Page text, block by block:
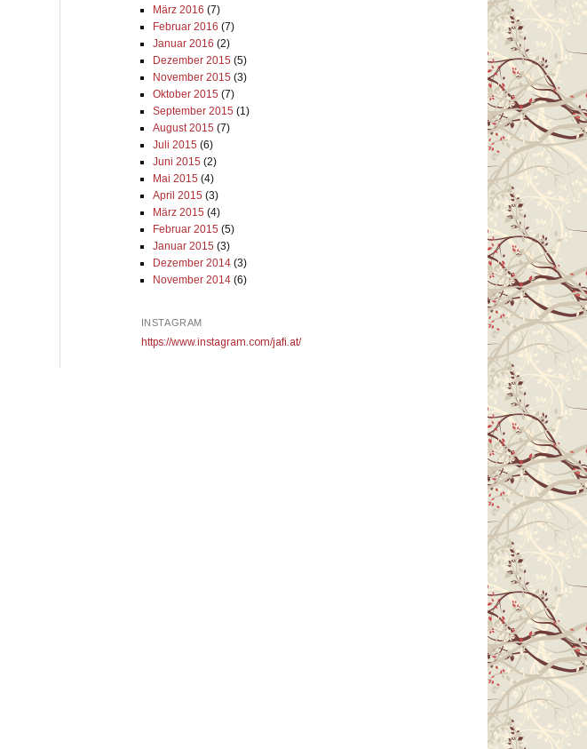
März 2016 (7)
Februar 2016 (7)
Januar 2016 (2)
Dezember 2015 (5)
November 2015 (3)
Oktober 2015 (7)
September 2015 (1)
August 2015 (7)
Juli 2015 (6)
Juni 2015 (2)
Mai 2015 (4)
April 2015 (3)
März 2015 (4)
Februar 2015 (5)
Januar 2015 (3)
Dezember 2014(3)
November 2014(6)
INSTAGRAM
https://www.instagram.com/jafi.at/